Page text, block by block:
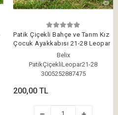
Patik Çiçekli Bahçe ve Tarım Kız
Çocuk Ayakkabısı 21-28 Leopar
Belix
PatikÇiçekliLeopar21-28
3005252887475
200,00 TL